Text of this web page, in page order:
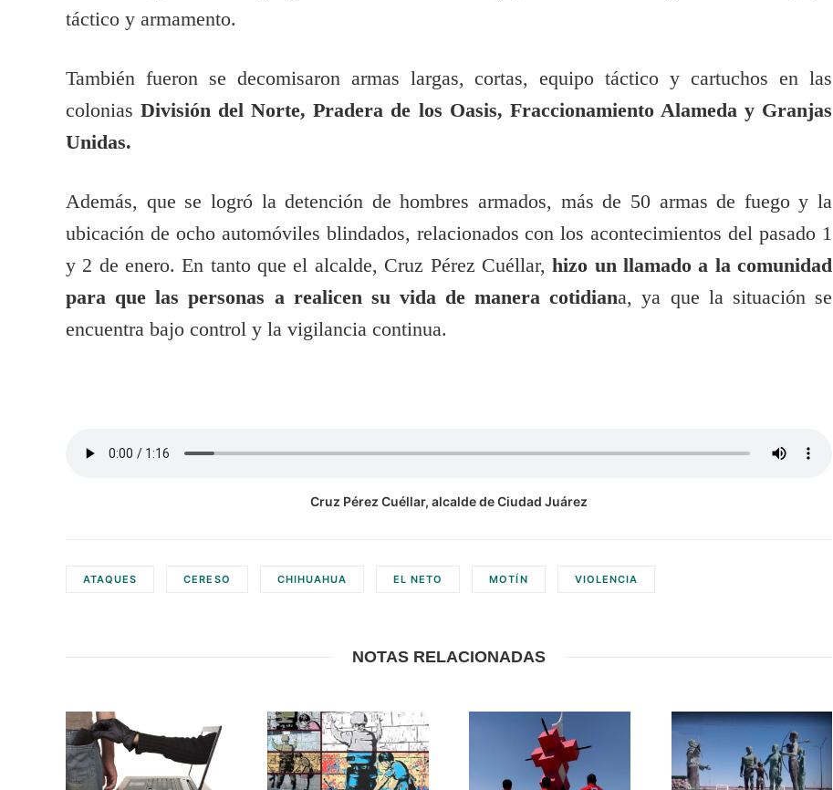
táctico y armamento.
También fueron se decomisaron armas largas, cortas, equipo táctico y cartuchos en las
coloniasDivisión del Norte, Pradera de los Oasis, Fraccionamiento Alameda y Granjas
Unidas.
Además, que se logró la detención de hombres armados, más de 50 armas de fuego y la
ubicación de ocho automóviles blindados, relacionados con los acontecimientos del pasado 1
y 2 de enero. En tanto que el alcalde, Cruz Pérez Cuéllar,hizo un llamado a la comunidad
para que las personas a realicen su vida de manera cotidiana, ya que la situación se
encuentra bajo control y la vigilancia continua.
Cruz Pérez Cuéllar, alcalde de Ciudad Juárez
ATAQUES CERESO CHIHUAHUA EL NETO MOTÍN VIOLENCIA
NOTAS RELACIONADAS